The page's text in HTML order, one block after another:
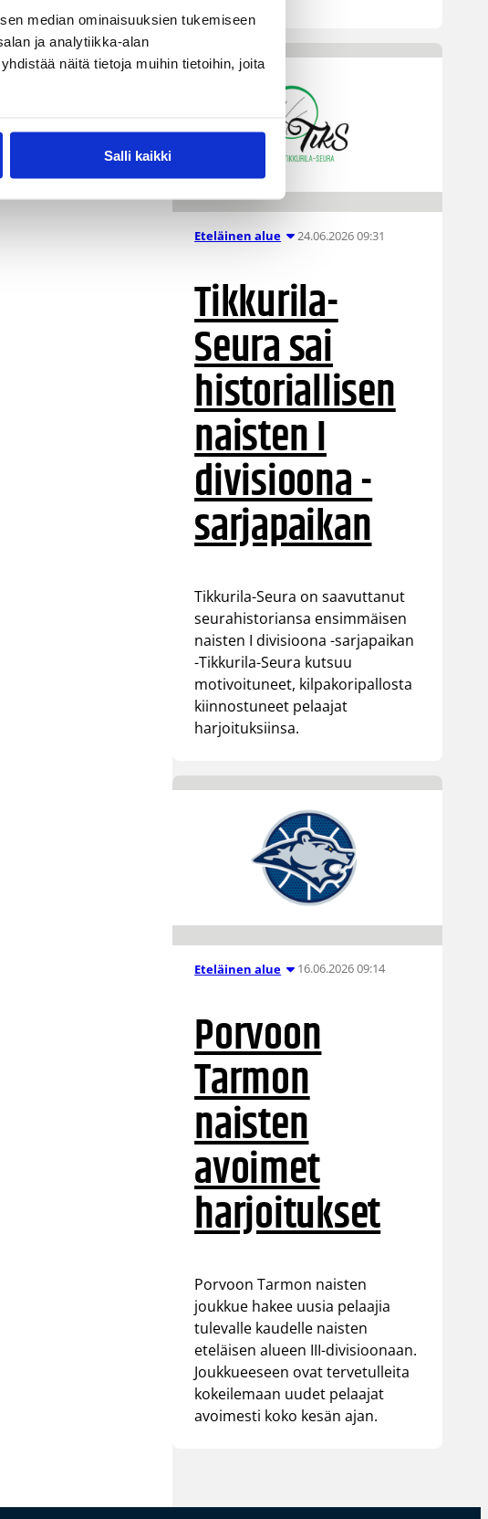
median ominaisuuksien tukemiseen
ja analytiikka-alan
näitä tietoja muihin tietoihin, joita
Salli kaikki
Eteläinen alue 24.06.2026 09:31
Tikkurila-
Seura sai
historiallisen
naisten I
divisioona -
sarjapaikan
Tikkurila-Seura on saavuttanut
seurahistoriansa ensimmäisen
naisten I divisioona -sarjapaikan
-Tikkurila-Seura kutsuu
motivoituneet, kilpakoripallosta
kiinnostuneet pelaajat
harjoituksiinsa.
Eteläinen alue 16.06.2026 09:14
Porvoon
Tarmon
naisten
avoimet
harjoitukset
Porvoon Tarmon naisten
joukkue hakee uusia pelaajia
tulevalle kaudelle naisten
eteläisen alueen III-divisioonaan.
Joukkueeseen ovat tervetulleita
kokeilemaan uudet pelaajat
avoimesti koko kesän ajan.